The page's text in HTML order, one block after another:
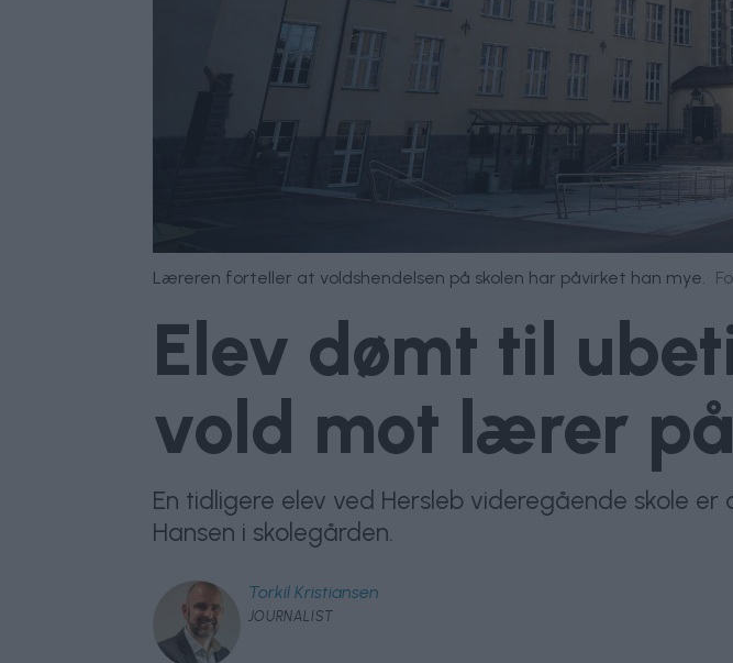
Læreren forteller at voldshendelsen på skolen har påvirket han mye.
Elev dømt til
vold mot lærer
En tidligere elev ved Hersleb videregående skole
Hansen i skolegården.
Torkil Kristiansen
JOURNALIST